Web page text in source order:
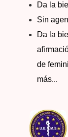
Da la
Sin
Da la
de
más...